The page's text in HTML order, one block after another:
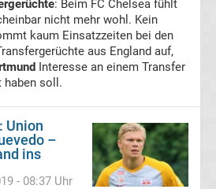
: Beim FC Chelsea fühlt
nicht mehr wohl. Kein
kaum Einsatzzeiten bei den
aus England auf,
Interesse an einem Transfer
haben soll.
Union
–
ins
- 08:37 Uhr